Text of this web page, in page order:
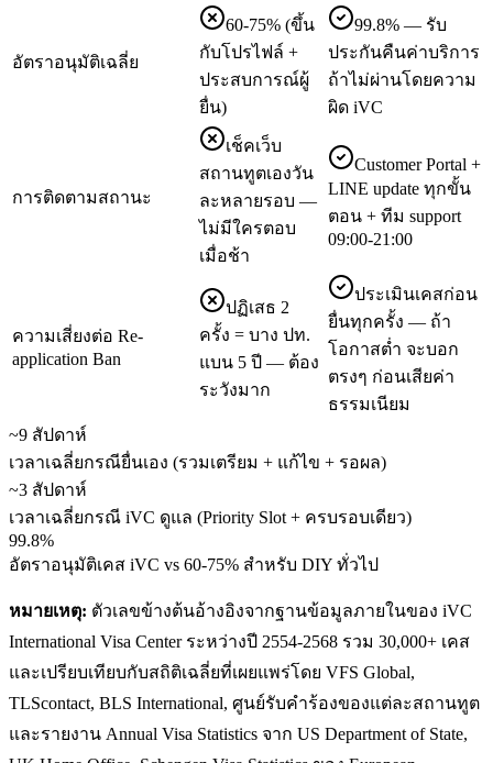
อัตราอนุมัติเฉลี่ย
60-75% (ขึ้น
กับโปรไฟล์ +
ประสบการณ์ผู้
ยื่น)
99.8% — รับ
ประกันคืนค่าบริการ
ถ้าไม่ผ่านโดยความ
ผิด iVC
การติดตามสถานะ
เช็คเว็บ
สถานทูตเองวัน
ละหลายรอบ —
ไม่มีใครตอบ
เมื่อช้า
Customer Portal +
LINE update ทุกขั้น
ตอน + ทีม support
09:00-21:00
ความเสี่ยงต่อ Re-
application Ban
ปฏิเสธ 2
ครั้ง = บาง ปท.
แบน 5 ปี — ต้อง
ระวังมาก
ประเมินเคสก่อน
ยื่นทุกครั้ง — ถ้า
โอกาสต่ำ จะบอก
ตรงๆ ก่อนเสียค่า
ธรรมเนียม
~9 สัปดาห์
เวลาเฉลี่ยกรณียื่นเอง (รวมเตรียม + แก้ไข + รอผล)
~3 สัปดาห์
เวลาเฉลี่ยกรณี iVC ดูแล (Priority Slot + ครบรอบเดียว)
99.8%
อัตราอนุมัติเคส iVC vs 60-75% สำหรับ DIY ทั่วไป
หมายเหตุ: ตัวเลขข้างต้นอ้างอิงจากฐานข้อมูลภายในของ iVC
International Visa Center ระหว่างปี 2554-2568 รวม 30,000+ เคส
และเปรียบเทียบกับสถิติเฉลี่ยที่เผยแพร่โดย VFS Global,
TLScontact, BLS International, ศูนย์รับคำร้องของแต่ละสถานทูต
และรายงาน Annual Visa Statistics จาก US Department of State,